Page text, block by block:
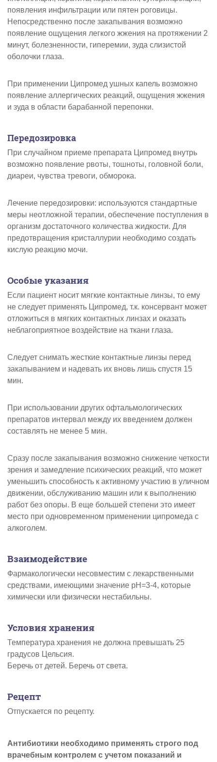
появления инфильтрации или пятен роговицы.
Непосредственно после закапывания возможно
появление ощущения легкого жжения на протяжении 2
минут, болезненности, гиперемии, зуда слизистой
оболочки глаза.
При применении Ципромед ушных капель возможно
появление аллергических реакций, ощущения жжения
и зуда в области барабанной перепонки.
Передозировка
При случайном приеме препарата Ципромед внутрь
возможно появление рвоты, тошноты, головной боли,
диареи, чувства тревоги, обморока.
Лечение передозировки: используются стандартные
меры неотложной терапии, обеспечение поступления в
организм достаточного количества жидкости. Для
предотвращения кристаллурии необходимо создать
кислую реакцию мочи.
Особые указания
Если пациент носит мягкие контактные линзы, то ему
не следует применять Ципромед, т.к. консервант может
отложиться в мягких контактных линзах и оказать
неблагоприятное воздействие на ткани глаза.
Следует снимать жесткие контактные линзы перед
закапыванием и надевать их вновь лишь спустя 15
мин.
При использовании других офтальмологических
препаратов интервал между их введением должен
составлять не менее 5 мин.
Сразу после закапывания возможно снижение четкости
зрения и замедление психических реакций, что может
уменьшить способность к активному участию в уличном
движении, обслуживанию машин или к выполнению
работ без опоры. В еще большей степени это имеет
место при одновременном применении ципромеда с
алкоголем.
Взаимодействие
Фармакологически несовместим с лекарственными
средствами, имеющими значение рН=3-4, которые
химически или физически нестабильны.
Условия хранения
Температура хранения не должна превышать 25
градусов Цельсия.
Беречь от детей. Беречь от света.
Рецепт
Отпускается по рецепту.
Антибиотики необходимо применять строго под
врачебным контролем с учетом показаний и